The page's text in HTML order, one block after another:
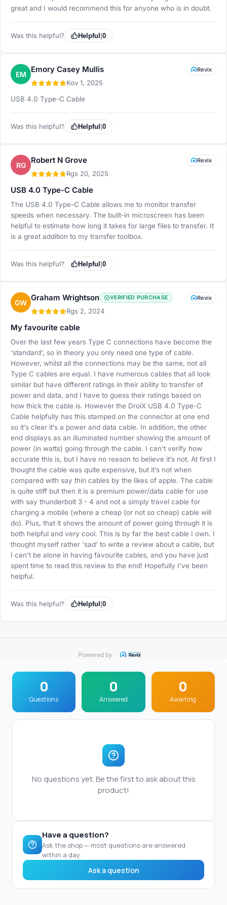
great and I would recommend this for anyone who is in doubt.
Was this helpful? Helpful 0
EM Emory Casey Mullis
Kov 1, 2025
Revix
USB 4.0 Type-C Cable
Was this helpful? Helpful 0
RG Robert N Grove
Rgs 20, 2025
Revix
USB 4.0 Type-C Cable
The USB 4.0 Type-C Cable allows me to monitor transfer
speeds when necessary. The built-in microscreen has been
helpful to estimate how long it takes for large files to transfer. It
is a great addition to my transfer toolbox.
Was this helpful? Helpful 0
GW Graham Wrightson VERIFIED PURCHASE
Rgs 2, 2024
Revix
My favourite cable
Over the last few years Type C connections have become the
‘standard’, so in theory you only need one type of cable.
However, whilst all the connections may be the same, not all
Type C cables are equal. I have numerous cables that all look
similar but have different ratings in their ability to transfer of
power and data, and I have to guess their ratings based on
how thick the cable is. However the DroiX USB 4.0 Type-C
Cable helpfully has this stamped on the connector at one end
so it’s clear it’s a power and data cable. In addition, the other
end displays as an illuminated number showing the amount of
power (in watts) going through the cable. I can’t verify how
accurate this is, but I have no reason to believe it’s not. At first I
thought the cable was quite expensive, but it’s not when
compared with say thin cables by the likes of apple. The cable
is quite stiff but then it is a premium power/data cable for use
with say thunderbolt 3 - 4 and not a simply travel cable for
charging a mobile (where a cheap (or not so cheap) cable will
do). Plus, that it shows the amount of power going through it is
both helpful and very cool. This is by far the best cable I own. I
thought myself rather ‘sad’ to write a review about a cable, but
I can’t be alone in having favourite cables, and you have just
spent time to read this review to the end! Hopefully I’ve been
helpful.
Was this helpful? Helpful 0
Powered by